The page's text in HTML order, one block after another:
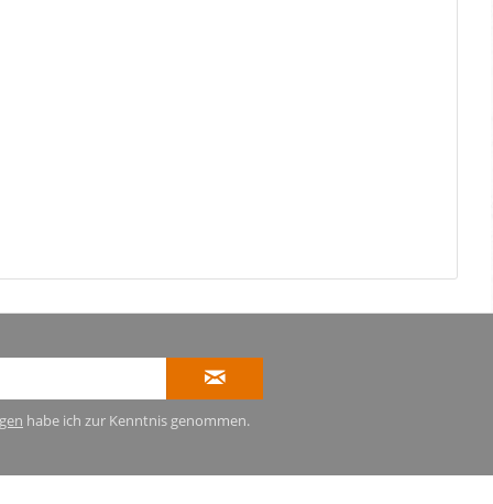
habe ich zur Kenntnis genommen.